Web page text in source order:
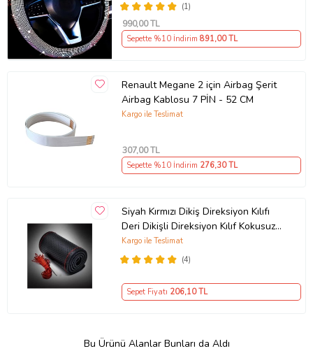
(1)
990,00 TL
Sepette %10 İndirim 891,00 TL
Renault Megane 2 için Airbag Şerit
Airbag Kablosu 7 PİN - 52 CM
Kargo ile Teslimat
307,00 TL
Sepette %10 İndirim 276,30 TL
Siyah Kırmızı Dikiş Direksiyon Kılıfı
Deri Dikişli Direksiyon Kılıf Kokusuz
Kılıf
(4)
Kargo ile Teslimat
Sepet Fiyatı 206,10 TL
Bu Ürünü Alanlar Bunları da Aldı